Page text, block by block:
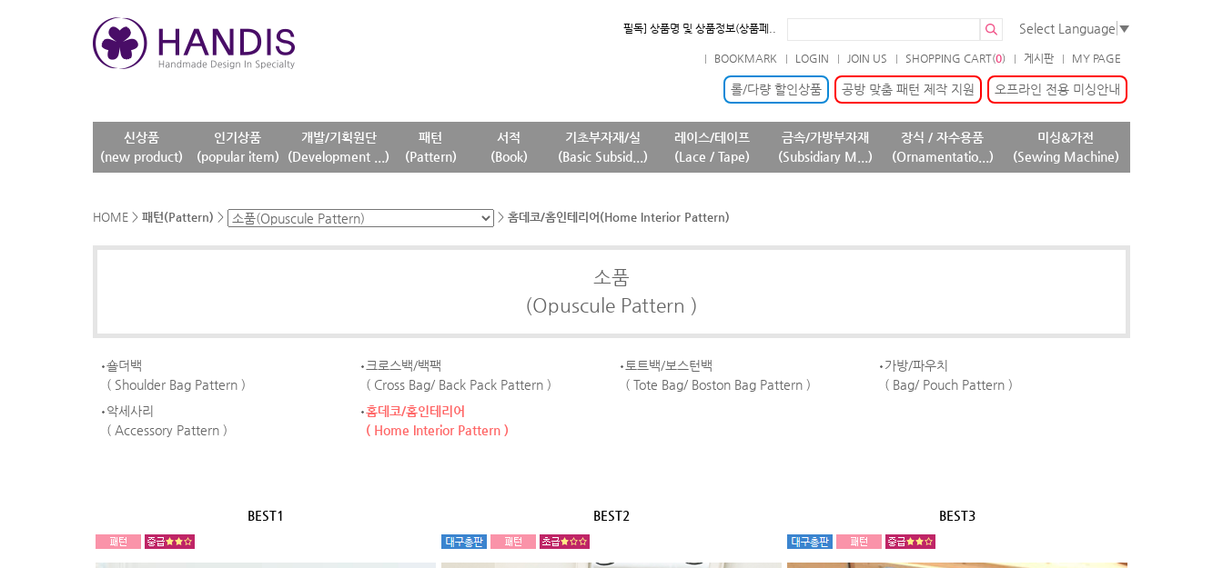
필독] 상품명 및 상품정보(상품페..
필독] 원단 판매가격 변경 안내 ..
확인] 7월 신규 등록상품 안내..
Select Language ▼
MY PAGE
게시판
SHOPPING CART(0)
JOIN US
LOGIN
BOOKMARK
오프라인 전용 미싱안내
공방 맞춤 패턴 제작 지원
롤/다량 할인상품
신상품
(new product)
인기상품
(popular item)
개발/기획원단
(Development ...)
패턴
(Pattern)
서적
(Book)
기초부자재/실
(Basic Subsid...)
레이스/테이프
(Lace / Tape)
금속/가방부자재
(Subsidiary M...)
장식 / 자수용품
(Ornamentatio...)
미싱&가전
(Sewing Machine)
HOME > 패턴(Pattern) > > 홈데코/홈인테리어(Home Interior Pattern)
소품
(Opuscule Pattern )
숄더백
( Shoulder Bag Pattern )
크로스백/백팩
( Cross Bag/ Back Pack Pattern )
토트백/보스턴백
( Tote Bag/ Boston Bag Pattern )
가방/파우치
( Bag/ Pouch Pattern )
악세사리
( Accessory Pattern )
홈데코/홈인테리어
( Home Interior Pattern )
BEST1 BEST2 BEST3